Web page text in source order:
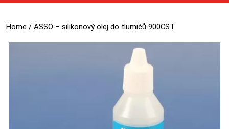
Home / ASSO – silikonový olej do tlumičů 900CST